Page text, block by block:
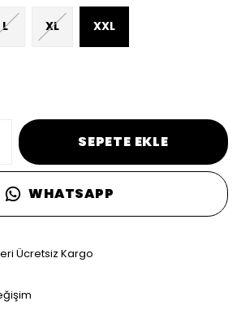
L XL XXL
SEPETE EKLE
WHATSAPP
Ücretsiz Kargo